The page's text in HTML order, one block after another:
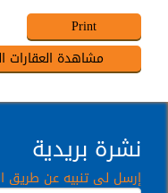
نشرة بريدية
إرسل لى تنبيه عن طريق